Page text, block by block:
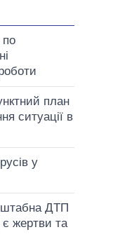
по
план
ситуації в
у
ДТП
є жертви та